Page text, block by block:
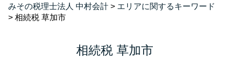
みその税理士法人 中村会計 > エリアに関するキーワード
> 相続税 草加市
相続税 草加市